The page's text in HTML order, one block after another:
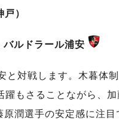
）
ルドラール浦安
対戦します。木暮体
もさることながら、
潤選手の安定感に注目